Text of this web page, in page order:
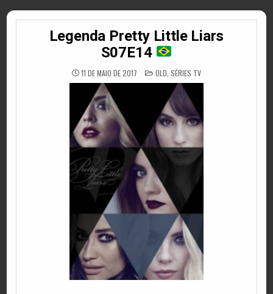
Legenda Pretty Little Liars
S07E14
11 DE MAIO DE 2017 POSTED
IN
OLD SÉRIES TV